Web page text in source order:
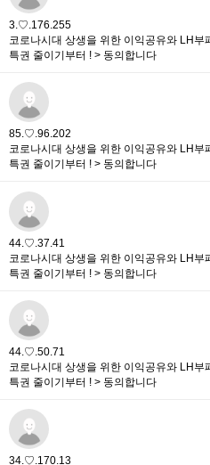
3.♡.176.255
코로나시대 상생을 위한 이익공유와 LH
특권 줄이기부터 ! > 동의합니다
85.♡.96.202
코로나시대 상생을 위한 이익공유와 LH
특권 줄이기부터 ! > 동의합니다
44.♡.37.41
코로나시대 상생을 위한 이익공유와 LH
특권 줄이기부터 ! > 동의합니다
44.♡.50.71
코로나시대 상생을 위한 이익공유와 LH
특권 줄이기부터 ! > 동의합니다
34.♡.170.13